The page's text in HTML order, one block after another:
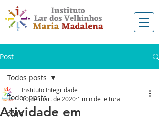
Post
Todos posts
2019
Todos posts
Atividade em
Instituto Integridade
10 de mar. de 2020 1 min de leitura